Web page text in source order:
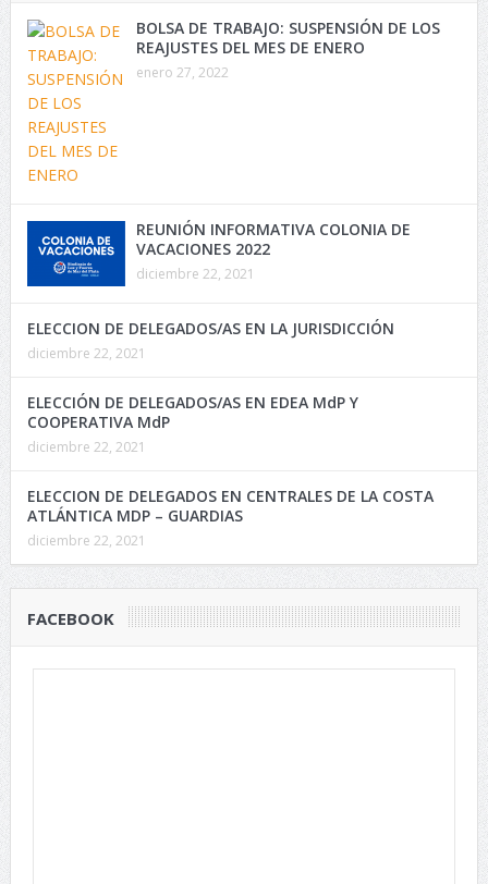
BOLSA DE TRABAJO: SUSPENSIÓN DE LOS
REAJUSTES DEL MES DE ENERO
enero 27, 2022
REUNIÓN INFORMATIVA COLONIA DE
VACACIONES 2022
diciembre 22, 2021
ELECCION DE DELEGADOS/AS EN LA JURISDICCIÓN
diciembre 22, 2021
ELECCIÓN DE DELEGADOS/AS EN EDEA MdP Y
COOPERATIVA MdP
diciembre 22, 2021
ELECCION DE DELEGADOS EN CENTRALES DE LA COSTA
ATLÁNTICA MDP – GUARDIAS
diciembre 22, 2021
FACEBOOK